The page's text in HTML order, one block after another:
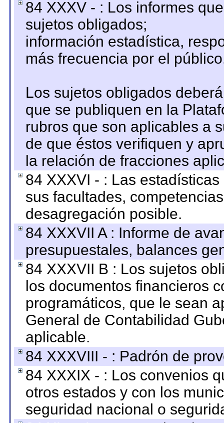
84 XXXV - : Los informes
sujetos obligados;
información estadística,
más frecuencia por el
Los sujetos obligados
que se publiquen en la
rubros que son aplicables a
de que éstos verifiquen y
la relación de fracciones
84 XXXVI - : Las
sus facultades,
desagregación posible.
84 XXXVII A : Informe de
presupuestales, balances
84 XXXVII B : Los sujetos
los documentos financieros
programáticos, que le sean
General de Contabilidad
aplicable.
84 XXXVIII - : Padrón de
84 XXXIX - : Los convenios
otros estados y con los
seguridad nacional o